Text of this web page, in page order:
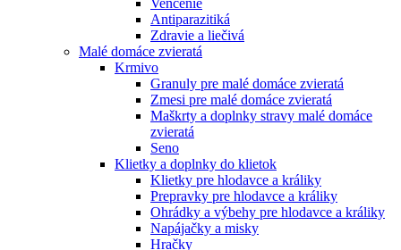
Antiparazitiká
Zdravie a liečivá
Malé domáce zvieratá
Krmivo
Granuly pre malé domáce zvieratá
Zmesi pre malé domáce zvieratá
Maškrty a doplnky stravy malé domáce
zvieratá
Seno
Klietky a doplnky do klietok
Klietky pre hlodavce a králiky
Prepravky pre hlodavce a králiky
Ohrádky a výbehy pre hlodavce a králiky
Napájačky a misky
Hračky